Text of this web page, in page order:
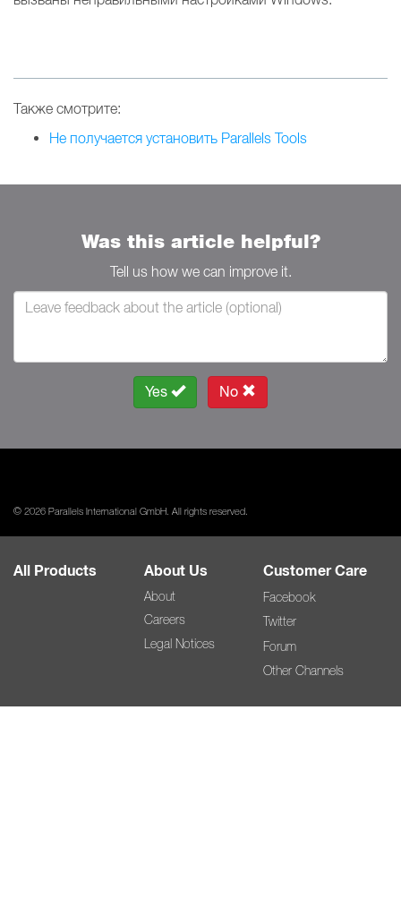
Также смотрите:
Не получается установить Parallels Tools
Was this article helpful?
Tell us how we can improve it.
Yes No
© 2026 Parallels International GmbH. All rights reserved.
All Products About Us
About
Careers
Legal Notices
Customer Care
Facebook
Twitter
Forum
Other Channels